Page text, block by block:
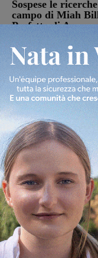
Sospese le
campo di Miah
Prefetto di Arezzo:
istituzioni su
vicenda resta alta”
Cronaca 6 Agosto 2026
Punto Nascita, no
deroga ma il
apre al
sei mesi. Vadi:
risposta che
positivamente
con prudenza”